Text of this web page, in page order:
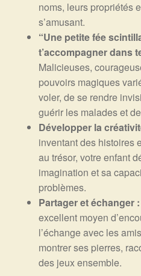
noms, leurs propriétés
s’amusant.
“Une petite fée
t’accompagner dans
Malicieuses,
pouvoirs magiques
voler, de se rendre
guérir les malades et
Développer la
inventant des histoires
au trésor, votre enfant
imagination et sa
problèmes.
Partager et échanger :
excellent moyen
l’échange avec les
montrer ses pierres,
des jeux ensemble.